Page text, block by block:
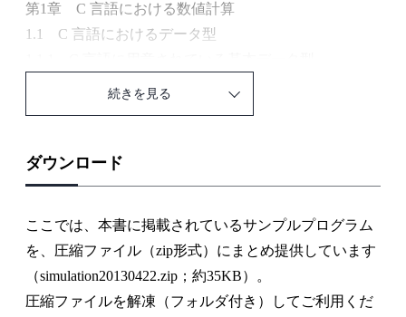
第1章 C 言語における数値計算
1.1 C 言語におけるデータ型
1.1.2 基本データ型では扱えないデータの処理
1.2.2 C プログラミングにおける誤差の実際
第2章 常微分方程式に基づく物理シミュレーション
2.1.1 自由落下のシミュレーション
2.1.2 着陸船のシミュレーション
2.2 ポテンシャルに基づく2 次元運動シミュレーショ
続きを見る
ダウンロード
ここでは、本書に掲載されているサンプルプログラム
を、圧縮ファイル（zip形式）にまとめ提供しています
（simulation20130422.zip；約35KB）。
圧縮ファイルを解凍（フォルダ付き）してご利用くだ